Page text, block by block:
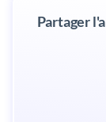
Partager